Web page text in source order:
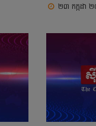
២៣ កក្កដា